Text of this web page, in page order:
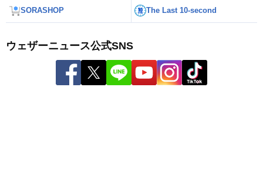
SORASHOP The Last 10-second
ウェザーニュース公式SNS